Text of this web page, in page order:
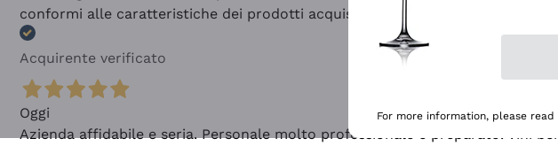
conformi alle caratteristiche dei prodotti acquistati
Acquirente verificato
Oggi
Azienda affidabile e seria. Personale molto professionale e preparato. Vini
For more information, please read